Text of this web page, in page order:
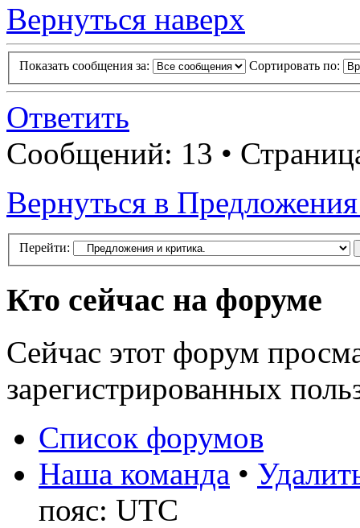
Вернуться наверх
Показать сообщения за: Сортировать по:
Ответить
Сообщений: 13 •
Вернуться в
Перейти:
Кто сейчас на форуме
Сейчас этот форум
зарегистрированных
Список форумов
Наша команда •
пояс: UTC